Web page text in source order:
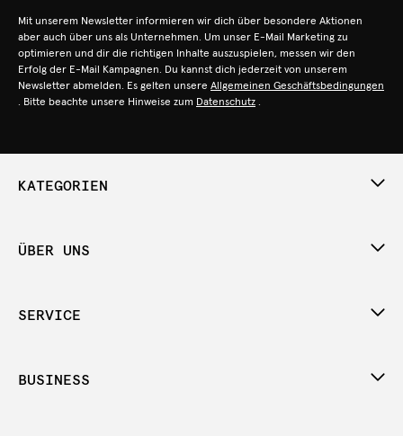
Mit unserem Newsletter informieren wir dich über besondere Aktionen
aber auch über uns als Unternehmen. Um unser E-Mail Marketing zu
optimieren und dir die richtigen Inhalte auszuspielen, messen wir den
Erfolg der E-Mail Kampagnen. Du kannst dich jederzeit von unserem
Newsletter abmelden. Es gelten unsere Allgemeinen Geschäftsbedingungen
. Bitte beachte unsere Hinweise zum Datenschutz .
KATEGORIEN
ÜBER UNS
SERVICE
BUSINESS